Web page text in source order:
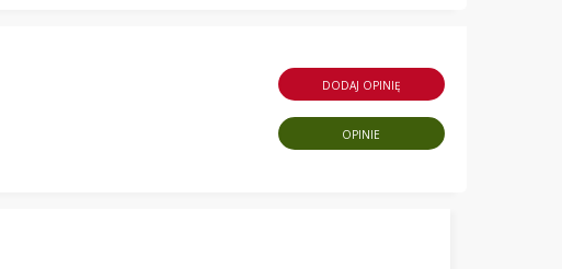
DODAJ OPINIĘ
OPINIE